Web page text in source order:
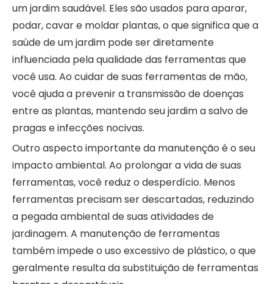
um jardim saudável. Eles são usados ​​para aparar,
podar, cavar e moldar plantas, o que significa que a
saúde de um jardim pode ser diretamente
influenciada pela qualidade das ferramentas que
você usa. Ao cuidar de suas ferramentas de mão,
você ajuda a prevenir a transmissão de doenças
entre as plantas, mantendo seu jardim a salvo de
pragas e infecções nocivas.
Outro aspecto importante da manutenção é o seu
impacto ambiental. Ao prolongar a vida de suas
ferramentas, você reduz o desperdício. Menos
ferramentas precisam ser descartadas, reduzindo
a pegada ambiental de suas atividades de
jardinagem. A manutenção de ferramentas
também impede o uso excessivo de plástico, o que
geralmente resulta da substituição de ferramentas